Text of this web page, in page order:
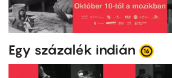
Egy százalék indián